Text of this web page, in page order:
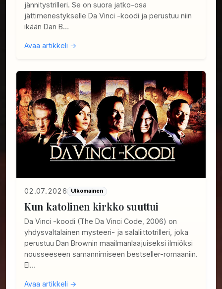
jännitystrilleri. Se on suora jatko-osa
jättimenestykselle Da Vinci -koodi ja perustuu niin
ikään Dan B…
Avaa artikkeli →
02.07.2026 Ulkomainen
Kun katolinen kirkko suuttui
Da Vinci -koodi (The Da Vinci Code, 2006) on
yhdysvaltalainen mysteeri- ja salaliittotrilleri, joka
perustuu Dan Brownin maailmanlaajuiseksi ilmiöksi
nousseeseen samannimiseen bestseller-romaaniin.
El…
Avaa artikkeli →